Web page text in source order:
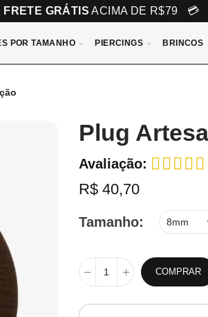
FRETE GRÁTIS ACIMA DE R$79 💳
POR TAMANHO PIERCINGS BRINCOS
Plug
Avaliação:
R$ 40,70
Tamanho
COMPRAR